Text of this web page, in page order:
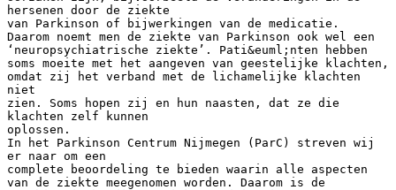
hersenen door de ziekte
van Parkinson of bijwerkingen van de medicatie.
Daarom noemt men de ziekte van Parkinson ook wel een
‘neuropsychiatrische ziekte’. Pati&euml;nten hebben
soms moeite met het aangeven van geestelijke klachten,
omdat zij het verband met de lichamelijke klachten
niet
zien. Soms hopen zij en hun naasten, dat ze die
klachten zelf kunnen
oplossen.
In het Parkinson Centrum Nijmegen (ParC) streven wij
er naar om een
complete beoordeling te bieden waarin alle aspecten
van de ziekte meegenomen worden. Daarom is de